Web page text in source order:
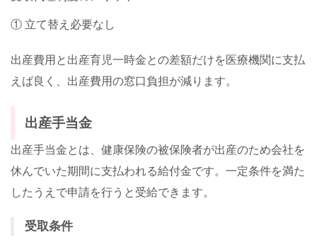
① 立て替え必要なし
出産費用と出産育児一時金との差額だけを医療機関に支払
えば良く、出産費用の窓口負担が減ります。
出産手当金
出産手当金とは、健康保険の被保険者が出産のため会社を
休んでいた期間に支払われる給付金です。一定条件を満た
したうえで申請を行うと受給できます。
受取条件